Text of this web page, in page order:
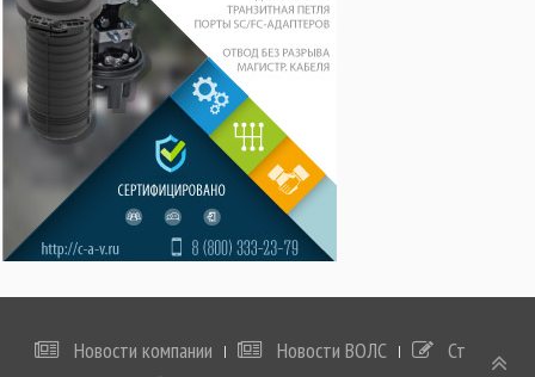
Новости компании Новости ВОЛС
Статьи